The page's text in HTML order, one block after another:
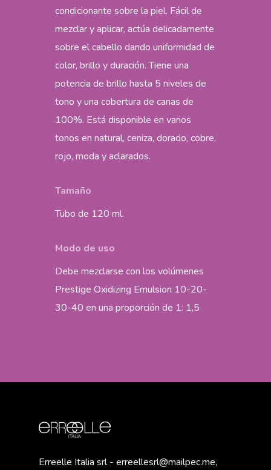
condicionante sobre la piel. Fácil de
mezclar y aplicar, actúa delicadamente
sobre el cabello dando uniformidad de
color, brillo y duración. Tiene una
potencia de brillo hasta 5 niveles de
tono y una cobertura de canas de
100%. Está disponible en varios
tonos en natural, ceniza, dorado, cobre,
rojo, moda y aclarados.
Tamaño
Tubo de 120 ml.
Modo de uso
Debe mezclarse con los volúmenes
Prestige Oxidizing Emulsion 10-20-
30-40 en una proporción de 1: 1,5
Erreelle Italia srl - erreellesrl@mailpec.me,